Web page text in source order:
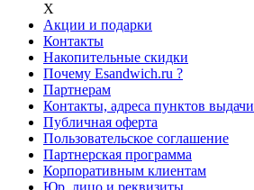
Х
Акции и подарки
Контакты
Накопительные скидки
Почему Esandwich.ru ?
Партнерам
Контакты, адреса пунктов выдачи
Публичная оферта
Пользовательское соглашение
Партнерская программа
Корпоративным клиентам
Юр. лицо и реквизиты